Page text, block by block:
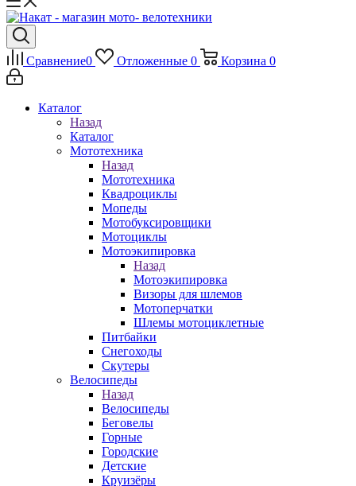
Сравнение0 Отложенные 0 Корзина 0
Каталог
Назад
Каталог
Мототехника
Назад
Мототехника
Квадроциклы
Мопеды
Мотобуксировщики
Мотоциклы
Мотоэкипировка
Назад
Мотоэкипировка
Визоры для шлемов
Мотоперчатки
Шлемы мотоциклетные
Питбайки
Снегоходы
Скутеры
Велосипеды
Назад
Велосипеды
Беговелы
Горные
Городские
Детские
Круизёры